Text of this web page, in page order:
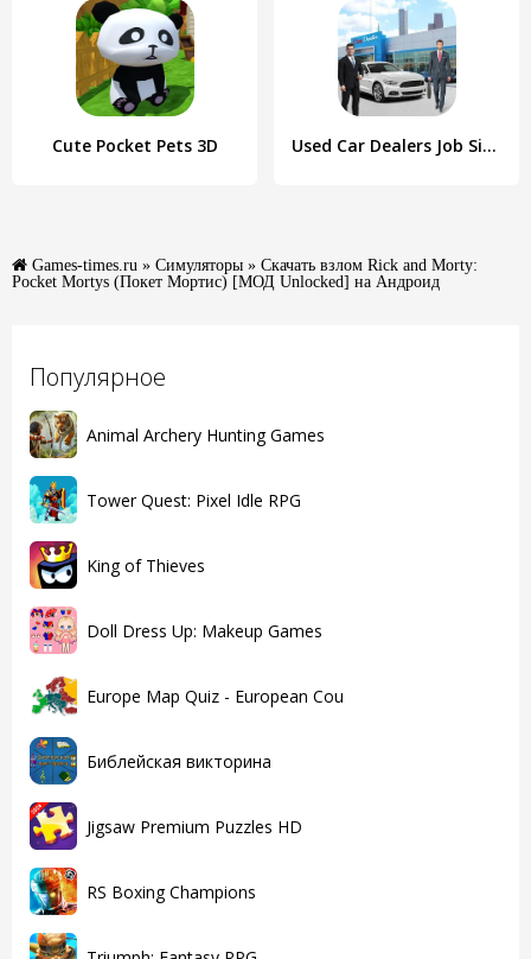
Популярное
Animal Archery Hunting Games
Tower Quest: Pixel Idle RPG
King of Thieves
Doll Dress Up: Makeup Games
Europe Map Quiz - European Cou
Библейская викторина
Jigsaw Premium Puzzles HD
RS Boxing Champions
Cute Pocket Pets 3D Used Car Dealers Job Simulator
Games-times.ru » Симуляторы » Скачать взлом Rick and Morty:
Pocket Mortys (Покет Мортис) [МОД Unlocked] на Андроид